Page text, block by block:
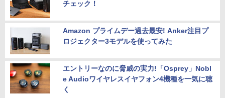
チェック！
Amazon プライムデー過去最安! Anker注目プ
ロジェクター3モデルを使ってみた
エントリーなのに脅威の実力!「Osprey」Nobl
e Audioワイヤレスイヤフォン4機種を一気に聴
く